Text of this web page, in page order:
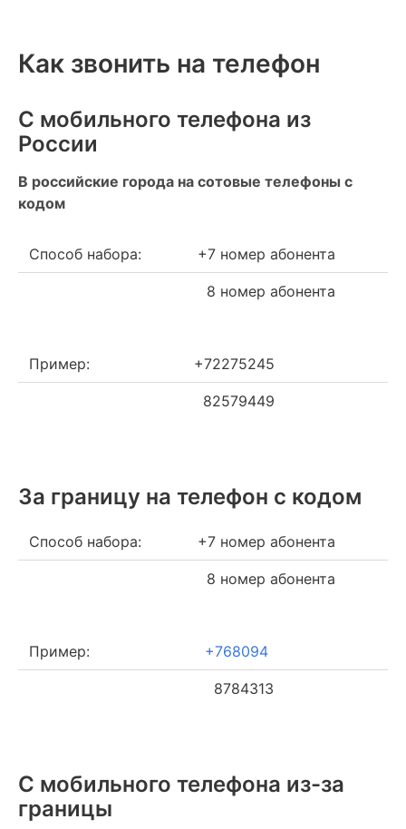
Как звонить на телефон
С мобильного телефона из
России
В российские города на сотовые телефоны с
кодом
Способ набора: +7 номер абонента
8 номер абонента
Пример: +72275245
82579449
За границу на телефон c кодом
Способ набора: +7 номер абонента
8 номер абонента
Пример: +768094
8784313
С мобильного телефона из-за
границы